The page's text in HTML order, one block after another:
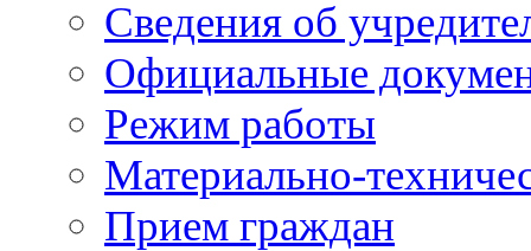
Сведения об
Официальные
Режим работы
Материально-
Прием граждан